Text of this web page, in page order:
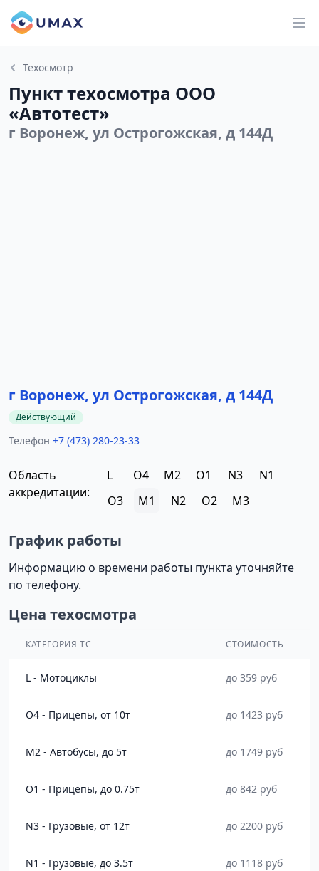
Техосмотр
Пункт техосмотра ООО
«Автотест»
г Воронеж, ул Острогожская, д 144Д
г Воронеж, ул Острогожская, д 144Д
Действующий
Телефон +7 (473) 280-23-33
Область
аккредитации:
L O4 M2 O1 N3
N1
O3
M1 N2 O2 M3
График работы
Информацию о времени работы пункта уточняйте
по телефону.
Цена техосмотра
КАТЕГОРИЯ ТС СТОИМОСТЬ
L - Мотоциклы до 359 руб
O4 - Прицепы, от 10т до 1423 руб
M2 - Автобусы, до 5т до 1749 руб
O1 - Прицепы, до 0.75т до 842 руб
N3 - Грузовые, от 12т до 2200 руб
N1 - Грузовые, до 3.5т до 1118 руб